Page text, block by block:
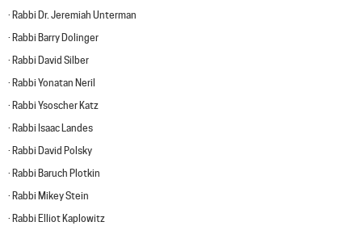
· Rabbi Dr. Jeremiah Unterman
· Rabbi Barry Dolinger
· Rabbi David Silber
· Rabbi Yonatan Neril
· Rabbi Ysoscher Katz
· Rabbi Isaac Landes
· Rabbi David Polsky
· Rabbi Baruch Plotkin
· Rabbi Mikey Stein
· Rabbi Elliot Kaplowitz